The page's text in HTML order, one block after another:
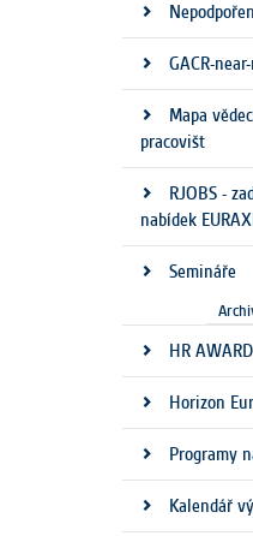
GACR-
Mapa
pracovišt
RJOBS -
nabídek
Semináře
HR
Horizon
Programy
Kalendář